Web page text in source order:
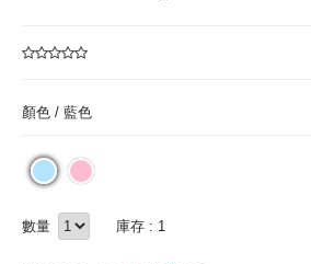
顏色 / 藍色
數量 庫存 : 1